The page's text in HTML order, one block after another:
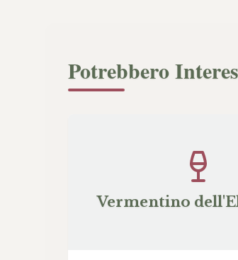
Potrebbero
Vermentino